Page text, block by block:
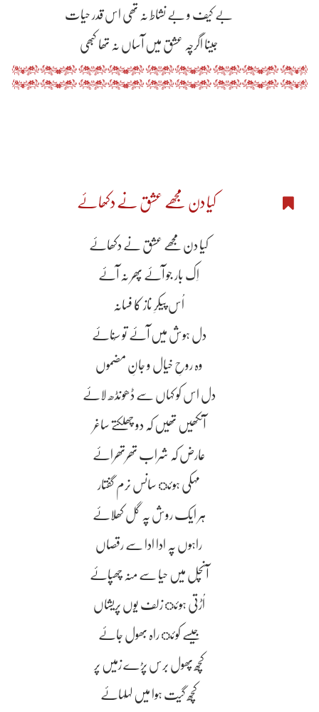
بے کیف و بے نشاط نہ تھی اس قدر حیات
جینا اگرچہ عشق میں آساں نہ تھا کبھی
کیا دن مجھے عشق نے دکھاۓ
کیا دن مجھے عشق نے دکھاۓ
اِک بار جو آۓ پھر نہ آۓ
اُس پیکرِ ناز کا فسانہ
دل ہوش میں آۓ تو سُناۓ
وہ روحِ خیال و جانِ مضموں
دل اس کو کہاں سے ڈھونڈھ لاۓ
آنکھیں تھیں کہ دو چھلکتے ساغر
عارض کہ شراب تھرتھراۓ
مہکی ہوئ سانس نرم گفتار
ہر ایک روش پہ گل کھلاۓ
راہوں پہ ادا ادا سے رقصاں
آنچل میں حیا سے منہ چھپاۓ
اُڑتی ہوئ زلف یوں پریشاں
جیسے کوئ راہ بھول جاۓ
کچھ پھول برس پڑے زمیں پر
کچھ گیت ہوا میں لہلہاۓ